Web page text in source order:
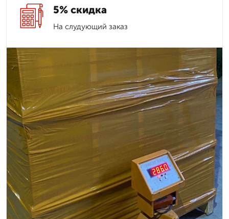
5% скидка
На слудующий заказ